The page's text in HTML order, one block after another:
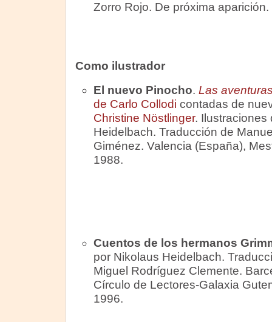
Zorro Rojo. De próxima aparición.
Como ilustrador
El nuevo Pinocho. Las
de Carlo Collodi contadas de
Christine Nöstlinger. Ilustraciones
Heidelbach. Traducción de
Giménez. Valencia (España),
1988.
Cuentos de los hermanos
por Nikolaus Heidelbach.
Miguel Rodríguez Clemente.
Círculo de Lectores-Galaxia
1996.